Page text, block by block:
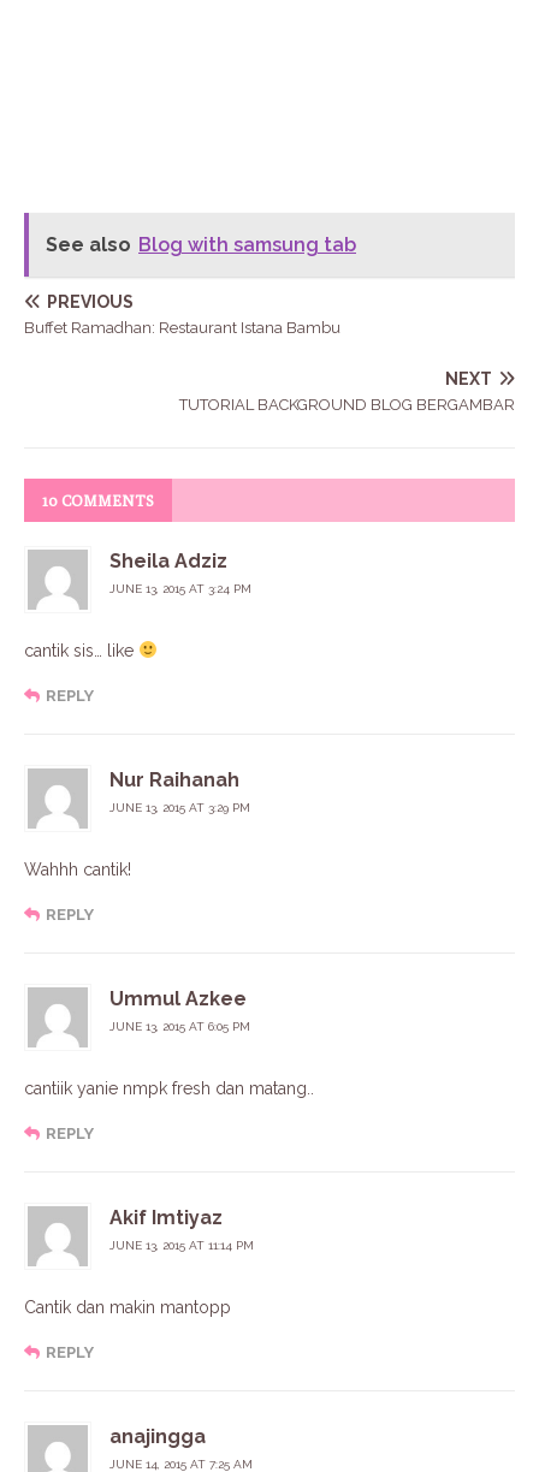
See also Blog with samsung tab
PREVIOUS
Buffet Ramadhan: Restaurant Istana Bambu
NEXT
TUTORIAL BACKGROUND BLOG BERGAMBAR
10 COMMENTS
Sheila Adziz
JUNE 13, 2015 AT 3:24 PM
cantik sis… like
REPLY
Nur Raihanah
JUNE 13, 2015 AT 3:29 PM
Wahhh cantik!
REPLY
Ummul Azkee
JUNE 13, 2015 AT 6:05 PM
cantiik yanie nmpk fresh dan matang..
REPLY
Akif Imtiyaz
JUNE 13, 2015 AT 11:14 PM
Cantik dan makin mantopp
REPLY
anajingga
JUNE 14, 2015 AT 7:25 AM